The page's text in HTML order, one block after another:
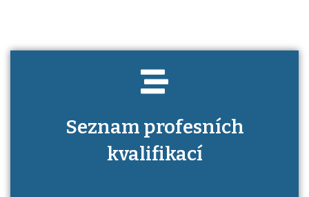
Seznam profesních
kvalifikací